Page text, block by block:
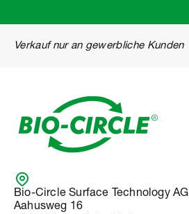
Verkauf nur an gewerbliche Kunden
Bio-Circle Surface Technology AG
Aahusweg 16